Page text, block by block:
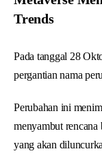
Trends
Pada tanggal 28
pergantian nama
Perubahan ini
menyambut rencana
yang akan